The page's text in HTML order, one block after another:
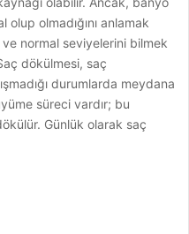
olmadığını anlamak
normal seviyelerini bilmek
dökülmesi, saç
durumlarda meydana
süreci vardır; bu
Günlük olarak saç